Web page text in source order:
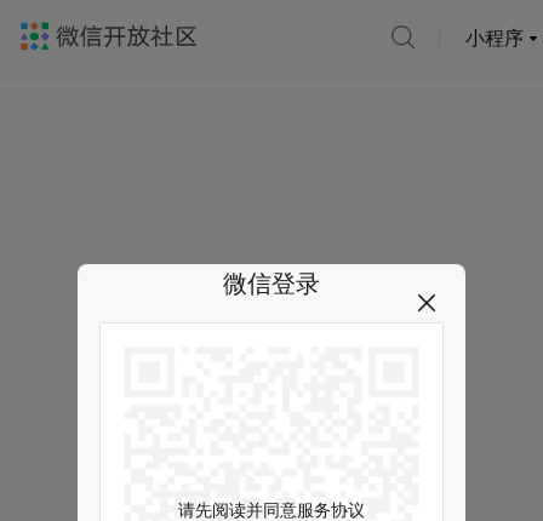
小程序
微信登录
请先阅读并同意服务协议